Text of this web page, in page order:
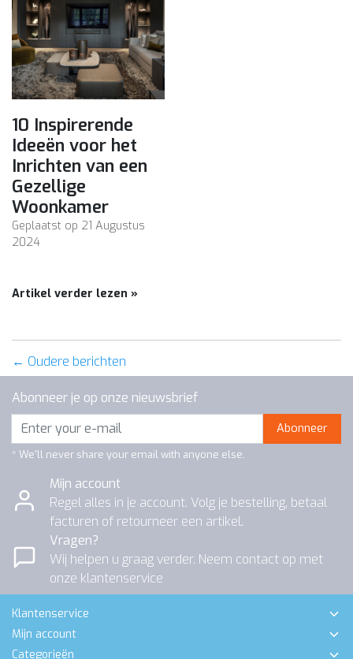
10 Inspirerende
Ideeën voor het
Inrichten van een
Gezellige
Woonkamer
Geplaatst op 21 Augustus
2024
Artikel verder lezen »
← Oudere berichten
Abonneer je op onze nieuwsbrief
Abonneer
* We'll never share your email with anyone else.
Mijn account
Regel alles in je account. Volg je bestelling, betaal
facturen of retourneer een artikel.
Vragen?
Wij helpen u graag verder. Neem contact op met
onze klantenservice
Klantenservice
Mijn account
Categorieën